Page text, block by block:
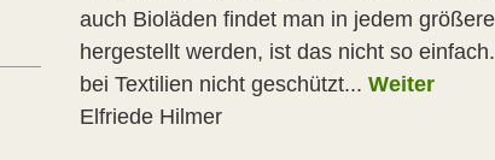
auch Bioläden findet man in jedem
hergestellt werden, ist das nicht so
bei Textilien nicht geschützt... Weiter
Elfriede Hilmer